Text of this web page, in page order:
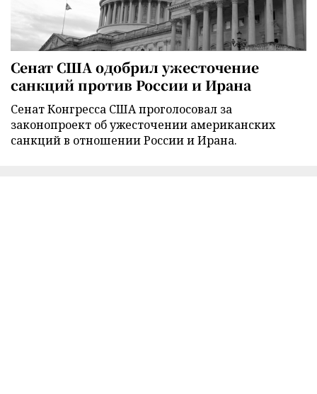
Сенат США одобрил ужесточение
санкций против России и Ирана
Сенат Конгресса США проголосовал за
законопроект об ужесточении американских
санкций в отношении России и Ирана.